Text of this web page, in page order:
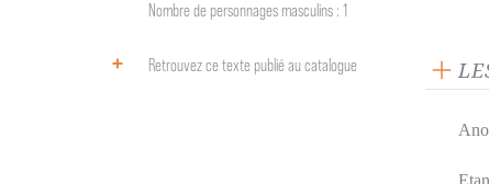
Nombre de personnages masculins : 1
Retrouvez ce texte publié au catalogue